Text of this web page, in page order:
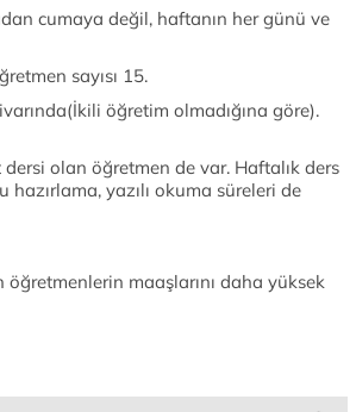
cumaya değil, haftanın her günü ve
sayısı 15.
öğretim olmadığına göre).
olan öğretmen de var. Haftalık ders
yazılı okuma süreleri de
öğretmenlerin maaşlarını daha yüksek